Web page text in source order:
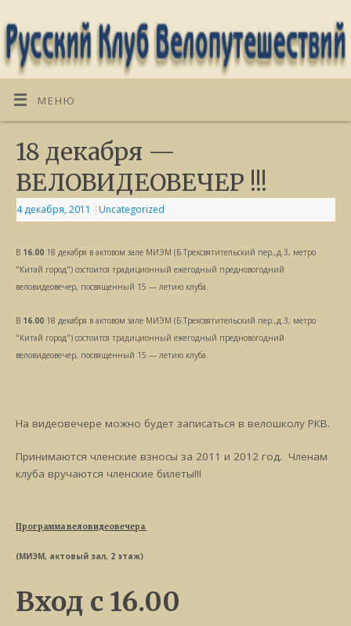
МЕНЮ
18 декабря —
ВЕЛОВИДЕОВЕЧЕР !!!
4 декабря, 2011 | Uncategorized
В 16.00 18 декабря в актовом зале МИЭМ (Б.Трехсвятительский пер.,д.3, метро
"Китай город") состоится традиционный ежегодный предновогодний
веловидеовечер, посвященный 15 — летию клуба.
В 16.00 18 декабря в актовом зале МИЭМ (Б.Трехсвятительский пер.,д.3, метро
"Китай город") состоится традиционный ежегодный предновогодний
веловидеовечер, посвященный 15 — летию клуба.
На видеовечере можно будет записаться в велошколу РКВ.
Принимаются членские взносы за 2011 и 2012 год. Членам
клуба вручаются членские билеты!!!
Программа веловидеовечера
(МИЭМ, актовый зал, 2 этаж)
Вход с 16.00